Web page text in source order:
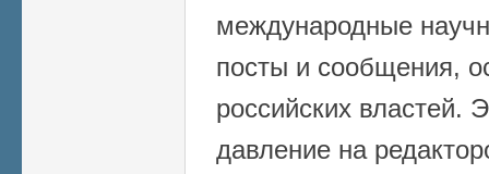
международные
посты и сообщения,
российских властей.
давление на